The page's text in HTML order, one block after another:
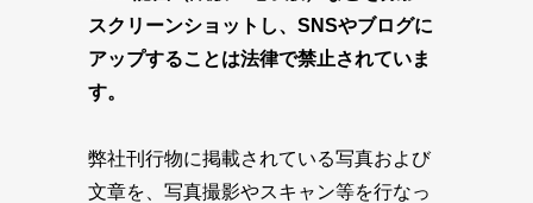
スクリーンショットし、SNSやブログに
アップすることは法律で禁止されていま
す。
弊社刊行物に掲載されている写真および
文章を、写真撮影やスキャン等を行なっ